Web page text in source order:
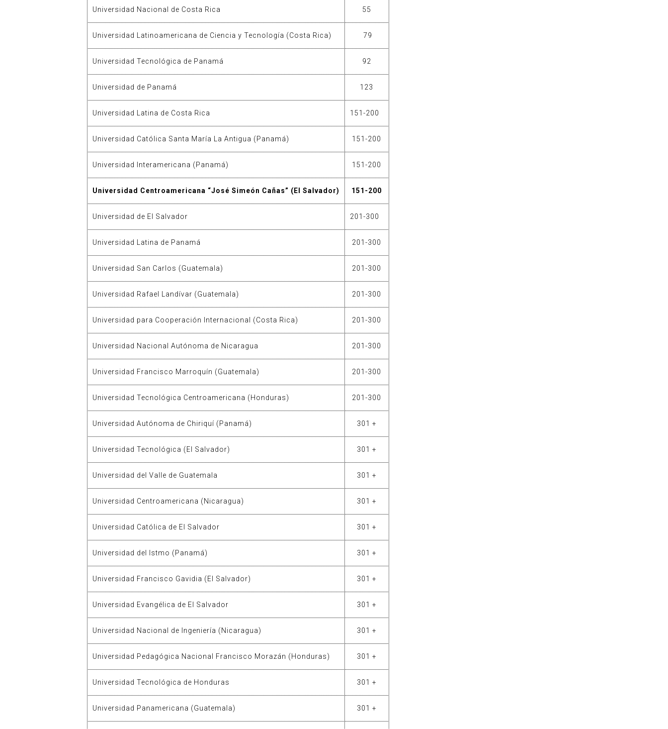
Universidad Nacional de Costa Rica 55
Universidad Latinoamericana de Ciencia y Tecnología (Costa Rica) 79
Universidad Tecnológica de Panamá 92
Universidad de Panamá 123
Universidad Latina de Costa Rica 151-200
Universidad Católica Santa María La Antigua (Panamá) 151-200
Universidad Interamericana (Panamá) 151-200
Universidad Centroamericana “José Simeón Cañas” (El Salvador) 151-200
Universidad de El Salvador 201-300
Universidad Latina de Panamá 201-300
Universidad San Carlos (Guatemala) 201-300
Universidad Rafael Landívar (Guatemala) 201-300
Universidad para Cooperación Internacional (Costa Rica) 201-300
Universidad Nacional Autónoma de Nicaragua 201-300
Universidad Francisco Marroquín (Guatemala) 201-300
Universidad Tecnológica Centroamericana (Honduras) 201-300
Universidad Autónoma de Chiriquí (Panamá) 301 +
Universidad Tecnológica (El Salvador) 301 +
Universidad del Valle de Guatemala 301 +
Universidad Centroamericana (Nicaragua) 301 +
Universidad Católica de El Salvador 301 +
Universidad del Istmo (Panamá) 301 +
Universidad Francisco Gavidia (El Salvador) 301 +
Universidad Evangélica de El Salvador 301 +
Universidad Nacional de Ingeniería (Nicaragua) 301 +
Universidad Pedagógica Nacional Francisco Morazán (Honduras) 301 +
Universidad Tecnológica de Honduras 301 +
Universidad Panamericana (Guatemala) 301 +